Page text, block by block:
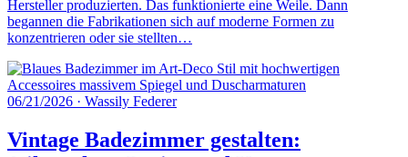
Hersteller produzierten. Das funktionierte eine Weile. Dann
begannen die Fabrikationen sich auf moderne Formen zu
konzentrieren oder sie stellten…
06/21/2026 · Wassily Federer
Vintage Badezimmer gestalten: